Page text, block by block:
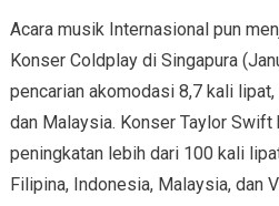
Acara musik Internasional pun
Konser Coldplay di Singapura
pencarian akomodasi 8,7 kali
dan Malaysia. Konser Taylor Swift
peningkatan lebih dari 100 kali
Filipina, Indonesia, Malaysia, dan